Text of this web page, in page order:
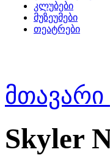
კლუბები
მუზეუმები
თეატრები
მთავარი
Skyler